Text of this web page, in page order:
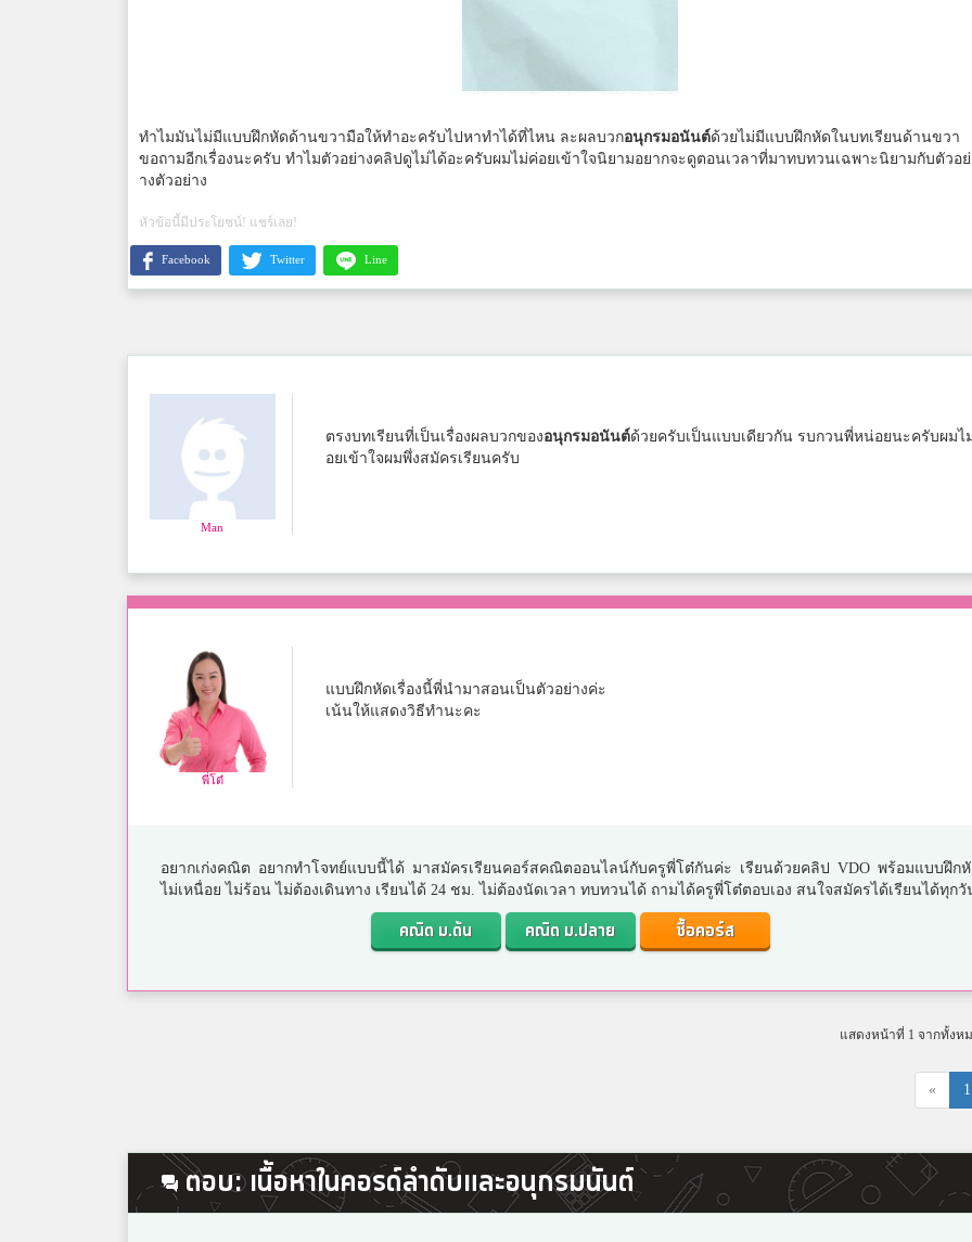
ทำไมมันไม่มีแบบฝึกหัดด้านขวามือให้ทำอะครับไปหาทำได้ที่ไหน ละผลบวกอนุกรมอนันต์ด้วยไม่มีแบบฝึกหัดในบทเรียนด้านขวา
ขอถามอีกเรื่องนะครับ ทำไมตัวอย่างคลิปดูไม่ได้อะครับผมไม่ค่อยเข้าใจนิยามอยากจะดูตอนเวลาที่มาทบทวนเฉพาะนิยามกับตัวอย่
างตัวอย่าง
หัวข้อนี้มีประโยชน์! แชร์เลย!
Facebook Twitter Line
Man
ตรงบทเรียนที่เป็นเรื่องผลบวกของอนุกรมอนันต์ด้วยครับเป็นแบบเดียวกัน รบกวนพี่หน่อยนะครับผมไ
อยเข้าใจผมพึ่งสมัครเรียนครับ
พี่โต๋
แบบฝึกหัดเรื่องนี้พี่นำมาสอนเป็นตัวอย่างค่ะ
เน้นให้แสดงวิธีทำนะคะ
อยากเก่งคณิต อยากทำโจทย์แบบนี้ได้ มาสมัครเรียนคอร์สคณิตออนไลน์กับครูพี่โต๋กันค่ะ เรียนด้วยคลิป VDO พร้อมแบบฝึก
ไม่เหนื่อย ไม่ร้อน ไม่ต้องเดินทาง เรียนได้ 24 ชม. ไม่ต้องนัดเวลา ทบทวนได้ ถามได้ครูพี่โต๋ตอบเอง สนใจสมัครได้เรียนได้ทุกวั
คณิต ม.ต้น คณิต ม.ปลาย ซื้อคอร์ส
แสดงหน้าที่ 1 จากทั้งห
« 1
ตอบ: เนื้อหาในคอรด์ลำดับและอนุกรมนันต์